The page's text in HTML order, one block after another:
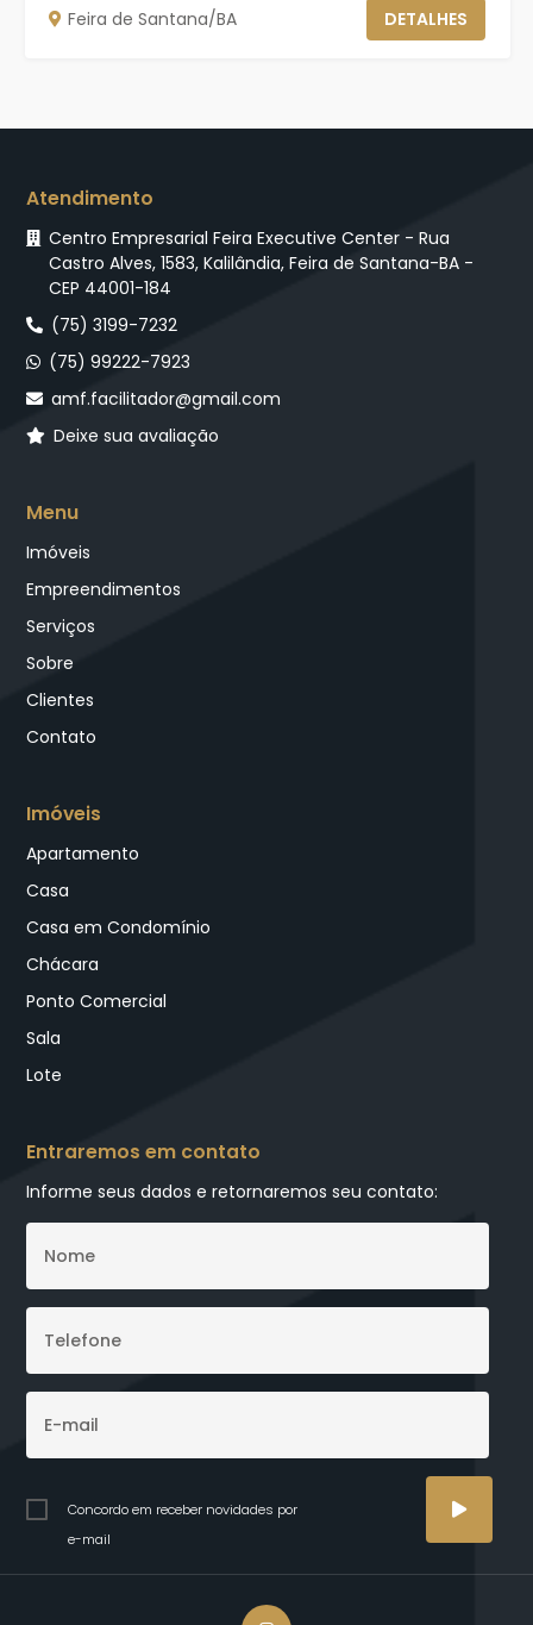
Feira de Santana/BA DETALHES
Atendimento
Centro Empresarial Feira Executive Center - Rua
Castro Alves, 1583, Kalilândia, Feira de Santana-BA -
CEP 44001-184
(75) 3199-7232
(75) 99222-7923
amf.facilitador@gmail.com
Deixe sua avaliação
Menu
Imóveis
Empreendimentos
Serviços
Sobre
Clientes
Contato
Imóveis
Apartamento
Casa
Casa em Condomínio
Chácara
Ponto Comercial
Sala
Lote
Entraremos em contato
Informe seus dados e retornaremos seu contato:
Concordo em receber novidades por
e-mail